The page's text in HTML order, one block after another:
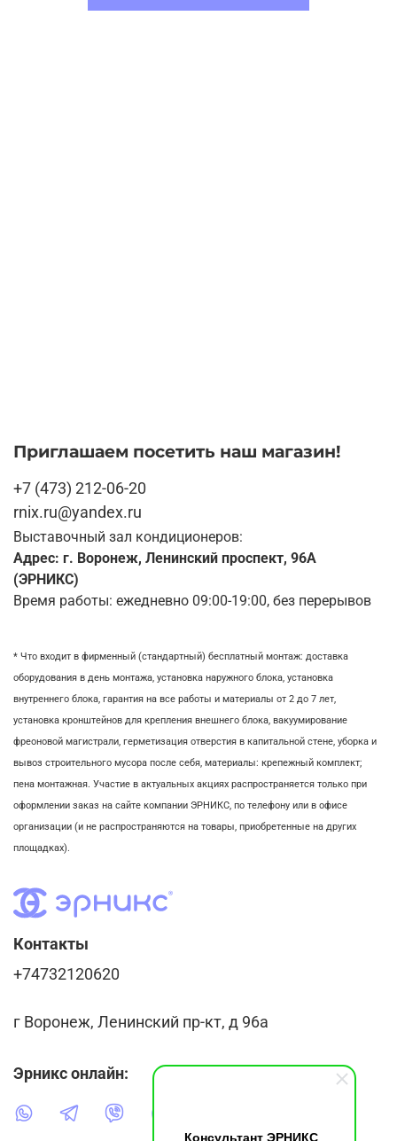
Консультант ЭРНИКС
Приглашаем посетить наш магазин!
+7 (473) 212-06-20
rnix.ru@yandex.ru
Выставочный зал кондиционеров:
Адрес: г. Воронеж, Ленинский проспект, 96А
(ЭРНИКС)
Время работы: ежедневно 09:00-19:00, без перерывов
* Что входит в фирменный (стандартный) бесплатный монтаж: доставка
оборудования в день монтажа, установка наружного блока, установка
внутреннего блока, гарантия на все работы и материалы от 2 до 7 лет,
установка кронштейнов для крепления внешнего блока, вакуумирование
фреоновой магистрали, герметизация отверстия в капитальной стене, уборка и
вывоз строительного мусора после себя, материалы: крепежный комплект;
пена монтажная. Участие в актуальных акциях распространяется только при
оформлении заказ на сайте компании ЭРНИКС, по телефону или в офисе
организации (и не распространяются на товары, приобретенные на других
площадках).
Контакты
+74732120620
г Воронеж, Ленинский пр-кт, д 96а
Эрникс онлайн: